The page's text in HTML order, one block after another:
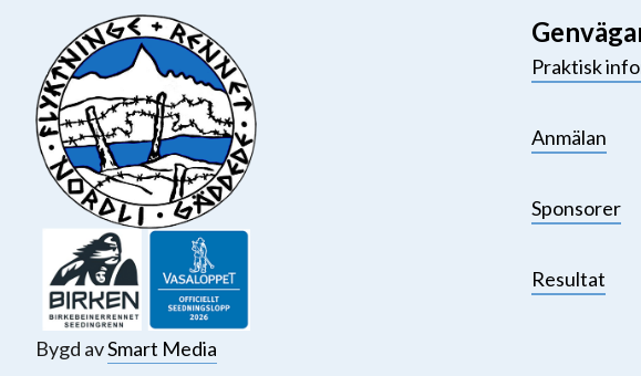
Praktisk
Anmälan
Sponsorer
Resultat
Bygd avSmart Media